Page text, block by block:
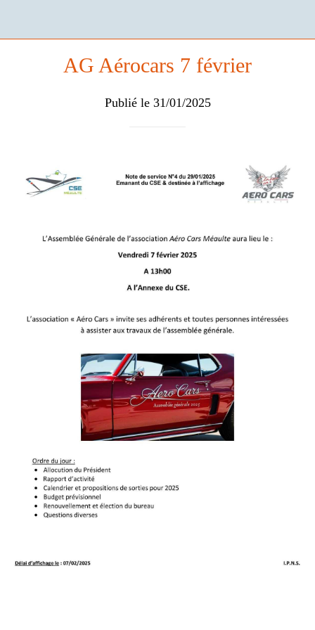
AG Aérocars 7 février
Publié le 31/01/2025